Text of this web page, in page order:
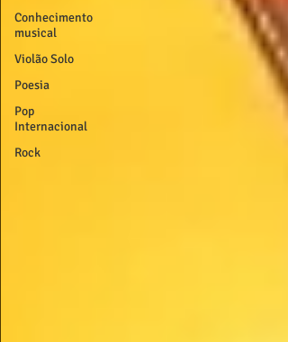
Conhecimento
musical
Violão Solo
Poesia
Pop
Internacional
Rock